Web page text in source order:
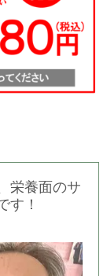
栄養面のサ
す！